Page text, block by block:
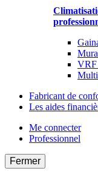
VRF
Fabricant de
Les aides
Me connecter
Professionnel
Fermer